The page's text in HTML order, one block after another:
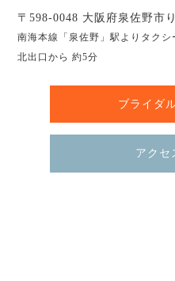
〒598-0048 大阪府泉佐野市
南海本線「泉佐野」駅よりタク
北出口から 約5分
ブライダ
アクセ